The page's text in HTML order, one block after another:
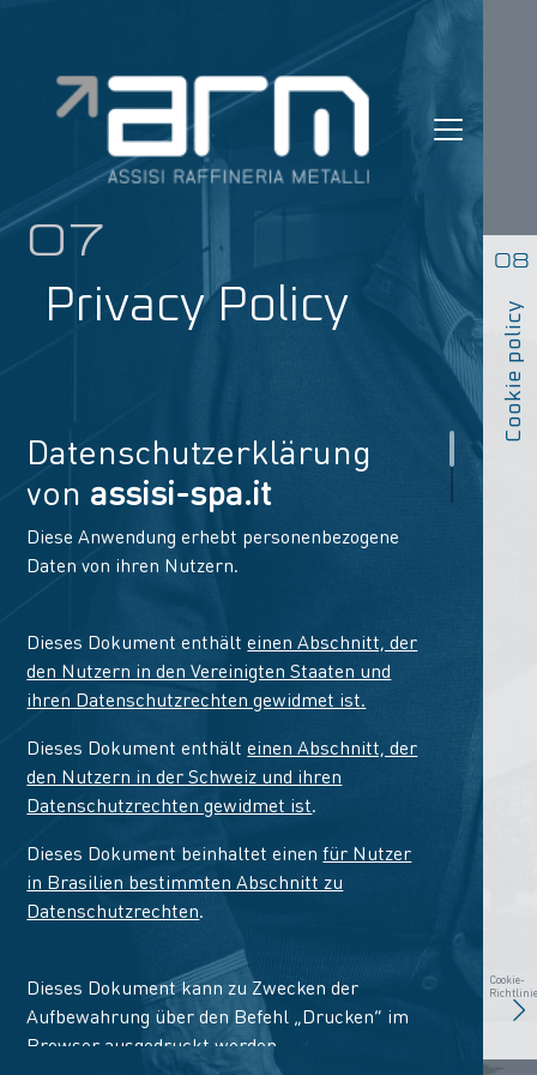
content
07
Privacy Policy
Datenschutzerklärung
von assisi-spa.it
Diese Anwendung erhebt personenbezogene
Daten von ihren Nutzern.
Dieses Dokument enthälteinen Abschnitt, der
den Nutzern in den Vereinigten Staaten und
ihren Datenschutzrechten gewidmet ist.
Dieses Dokument enthälteinen Abschnitt, der
den Nutzern in der Schweiz und ihren
Datenschutzrechten gewidmet ist.
Dieses Dokument beinhaltet einenfür Nutzer
in Brasilien bestimmten Abschnitt zu
Datenschutzrechten.
Dieses Dokument kann zu Zwecken der
Aufbewahrung über den Befehl „Drucken“ im
Browser ausgedruckt werden.
08
Cookie policy
Cookie-
Richtlinie